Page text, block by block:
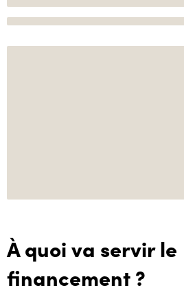
À quoi va servir le
financement ?